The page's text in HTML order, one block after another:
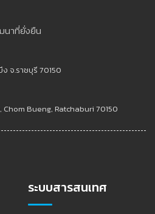
นาที่ยั่งยืน
จ.ราชบุรี 70150
Chom Bueng, Ratchaburi 70150
ระบบสารสนเทศ